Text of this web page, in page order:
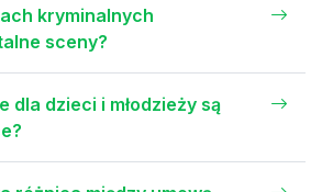
kryminalnych
sceny?
dla dzieci i młodzieży są